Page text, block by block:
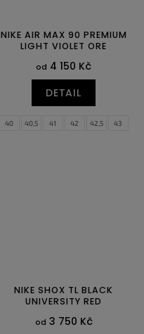
NIKE AIR MAX 90 PREMIUM
LIGHT VIOLET ORE
od 4 150 Kč
DETAIL
40 40,5 41 42 42,5
43
NIKE SHOX TL BLACK
UNIVERSITY RED
od 3 750 Kč